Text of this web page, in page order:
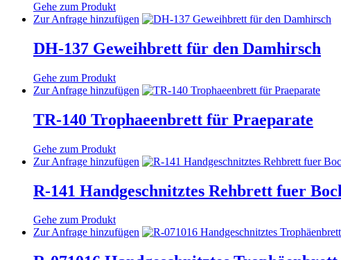
Produktseite
gewählt
Die
können
auf
Produktseite
gewählt
Gehe zum Produkt
Zur Anfrage hinzufügen Dieses
weist
mehrere
Die
können
auf
Produktseite
gewählt
DH-137 Geweihbrett für den Damhirsch
Gehe zum Produkt
Zur Anfrage hinzufügen Dieses
mehrere
Die
können
auf
Produktseite
gewählt
TR-140 Trophaeenbrett für Praeparate
Gehe zum Produkt
Zur Anfrage hinzufügen Dieses
weist
mehrere
Die
R-141 Handgeschnitztes Rehbrett fuer
Gehe zum Produkt
Zur Anfrage hinzufügen Dieses
weist